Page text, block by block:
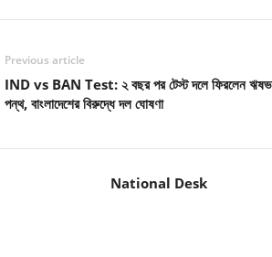
Previous article
IND vs BAN Test: ২ বছর পর টেস্ট দলে ফিরলেন ঋষভ
পন্থ, বাংলাদেশের বিরুদ্ধে দল ঘোষণা
National Desk